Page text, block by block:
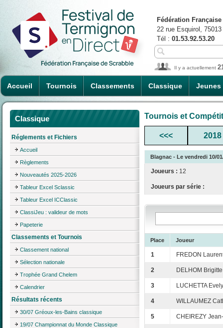
Accueil Tournois Classements Classique Jeunes
Fédération
22 rue Esquirol,
Tél : 01.53.92.53.20
Il y a actuellement
Classique
Réglements et Fichiers
Accueil
Règlements
Nouveautés 2025-2026
Tableur Excel Sclassic
Tableur Excel ICClassic
ClassiJeu : valideur de mots
Papeterie
Classements et Tournois
Classement national
Sélection nationale
Trophée Grand Chelem
Calendrier
Résultats récents
30/07 Gréoux-les-Bains classique
19/07 Championnat du Monde Classique
Tournois et
<<< 2018
Blagnac - Le vendredi 10/
Joueurs : 12
Joueurs par série :
Place Joueur
1 FREDON
2 DELHOM Brigitte
3 LUCHETTA
4 WILLAUMEZ
5 CHEIREZY